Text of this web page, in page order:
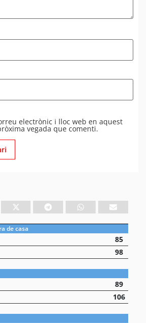
electrònic i lloc web en aquest
vegada que comenti.
de casa
85
98
89
106